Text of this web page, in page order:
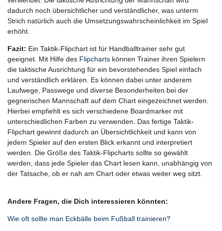
dadurch noch übersichtlicher und verständlicher, was unterm
Strich natürlich auch die Umsetzungswahrscheinlichkeit im Spiel
erhöht.
Fazit: Ein Taktik-Flipchart ist für Handballtrainer sehr gut
geeignet. Mit Hilfe des Flipcharts können Trainer ihren Spielern
die taktische Ausrichtung für ein bevorstehendes Spiel einfach
und verständlich erklären. Es können dabei unter anderem
Laufwege, Passwege und diverse Besonderheiten bei der
gegnerischen Mannschaft auf dem Chart eingezeichnet werden.
Hierbei empfiehlt es sich verschiedene Boardmarker mit
unterschiedlichen Farben zu verwenden. Das fertige Taktik-
Flipchart gewinnt dadurch an Übersichtlichkeit und kann von
jedem Spieler auf den ersten Blick erkannt und interpretiert
werden. Die Größe des Taktik-Flipcharts sollte so gewählt
werden, dass jede Spieler das Chart lesen kann, unabhängig von
der Tatsache, ob er nah am Chart oder etwas weiter weg sitzt.
Andere Fragen, die Dich interessieren könnten:
Wie oft sollte man Eckbälle beim Fußball trainieren?